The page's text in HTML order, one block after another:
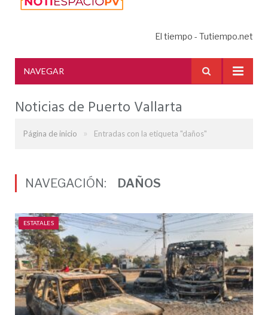
El tiempo - Tutiempo.net
NAVEGAR
Noticias de Puerto Vallarta
Página de inicio » Entradas con la etiqueta "daños"
NAVEGACIÓN: DAÑOS
ESTATALES